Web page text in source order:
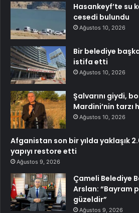
Hasankeyf’te su
cesedi bulundu
Ağustos 10, 2026
Bir belediye
istifa etti
Ağustos 10, 2026
Şalvarını giydi,
Mardini’nin tarzı
Ağustos 10, 2026
Afganistan son bir yılda yaklaşık
yapıyı restore etti
Ağustos 9, 2026
Çameli Belediye
Arslan: “Bayram
güzeldir”
Ağustos 9, 2026